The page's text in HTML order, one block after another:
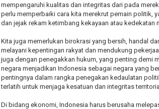
mempengaruhi kualitas dan integritas dari pada
perlu memperbaiki cara kita merekrut pemain politik,
dan jejak rekam ketimbang kekayaan atau kedekatan
Kita juga memerlukan birokrasi yang bersih, handal
melayani kepentingan rakyat dan mendukung
juga dengan penegakkan hukum, yang penting demi
negara menjadikan Indonesia sebagai negara yang
pentingnya dalam rangka penegakan kedaulatan
terlatih untuk menjaga kesatuan dan integritas
Di bidang ekonomi, Indonesia harus berusaha